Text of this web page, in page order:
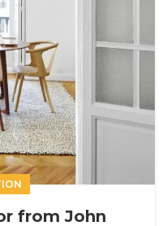
from John